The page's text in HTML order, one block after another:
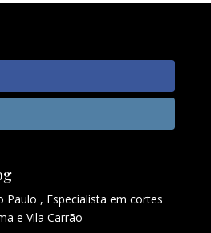
Paulo , Especialista em cortes
e Vila Carrão